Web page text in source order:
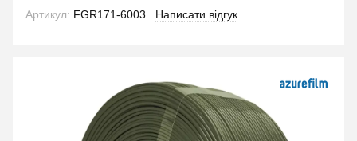
Артикул: FGR171-6003 Написати відгук